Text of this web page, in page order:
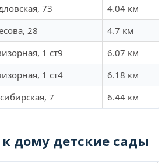
73
4.04 км
28
4.7 км
1 ст9
6.07 км
1 ст4
6.18 км
7 6.44 км
дому детские сады